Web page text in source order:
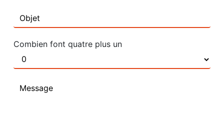
Combien font quatre plus un